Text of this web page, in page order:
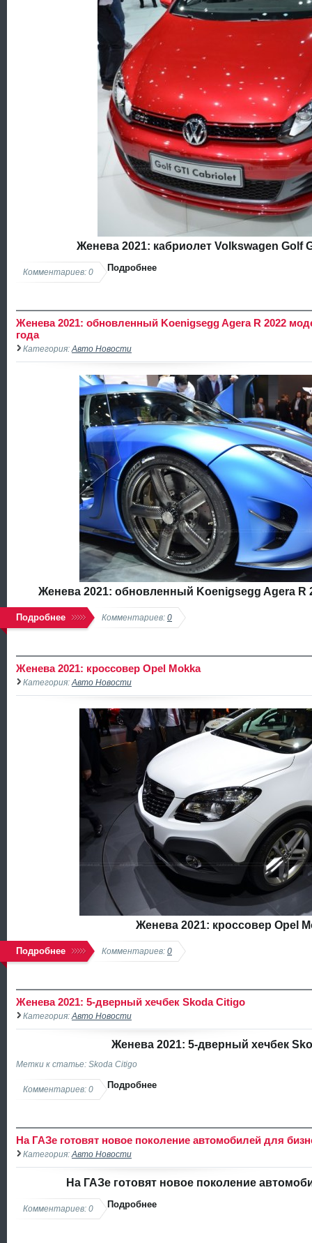
Женева 2021: кабриолет Volkswagen Golf
Подробнее
Комментариев: 0
Женева 2021: обновленный Koenigsegg Agera R 2022
года
Категория: Авто Новости
Женева 2021: обновленный Koenigsegg Agera R
Подробнее Комментариев: 0
Женева 2021: кроссовер Opel Mokka
Категория: Авто Новости
Женева 2021: кроссовер Opel
Подробнее Комментариев: 0
Женева 2021: 5-дверный хечбек Skoda Citigo
Категория: Авто Новости
Женева 2021: 5-дверный хечбек
Метки к статье: Skoda Citigo
Подробнее
Комментариев: 0
На ГАЗе готовят новое поколение автомобилей для
Категория: Авто Новости
На ГАЗе готовят новое поколение
Подробнее
Комментариев: 0